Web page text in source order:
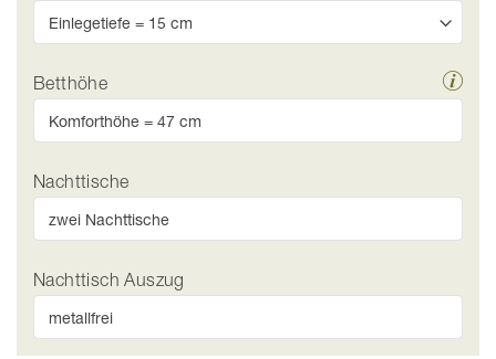
Betthöhe
Nachttische
Nachttisch Auszug